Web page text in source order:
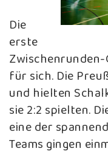
Die
erste
für sich. Die
und hielten
sie 2:2 spielten.
eine der
Teams gingen